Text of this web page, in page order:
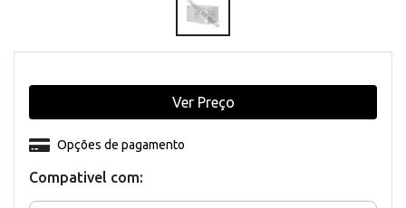
Compativel com:
Opções de pagamento
Ver Preço